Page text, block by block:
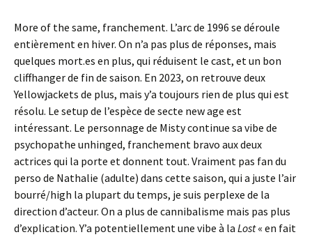
More of the same, franchement. L’arc de 1996 se déroule
entièrement en hiver. On n’a pas plus de réponses, mais
quelques mort.es en plus, qui réduisent le cast, et un bon
cliffhanger de fin de saison. En 2023, on retrouve deux
Yellowjackets de plus, mais y’a toujours rien de plus qui est
résolu. Le setup de l’espèce de secte new age est
intéressant. Le personnage de Misty continue sa vibe de
psychopathe unhinged, franchement bravo aux deux
actrices qui la porte et donnent tout. Vraiment pas fan du
perso de Nathalie (adulte) dans cette saison, qui a juste l’air
bourré/high la plupart du temps, je suis perplexe de la
direction d’acteur. On a plus de cannibalisme mais pas plus
d’explication. Y’a potentiellement une vibe à la Lost« en fait